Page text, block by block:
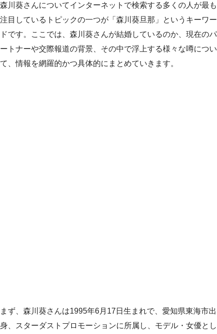
森川葵さんについてインターネットで検索する多くの人が最も
注目しているトピックの一つが「森川葵旦那」というキーワー
ドです。ここでは、森川葵さんが結婚しているのか、現在のパ
ートナーや交際報道の背景、その中で浮上する様々な噂につい
て、情報を網羅的かつ具体的にまとめていきます。
まず、森川葵さんは1995年6月17日生まれで、愛知県東海市出
身、スターダストプロモーションに所属し、モデル・女優とし